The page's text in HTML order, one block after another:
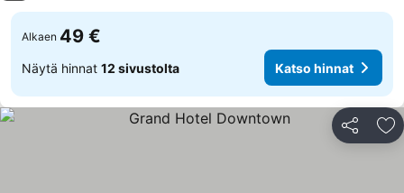
Alkaen 49 €
Näytä hinnat 12 sivustolta Katso hinnat
Jaa